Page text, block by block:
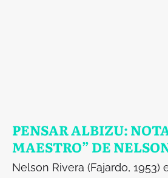
PENSAR ALBIZU:
MAESTRO” DE
Nelson Rivera (Fajardo, 1953)